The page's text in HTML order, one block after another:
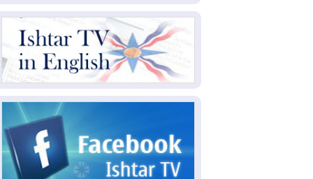
2026-08-06ائتلاف ادارة الدولة: من
يقومون بسلوك يهدد امن البلاد خارجون عن
القانون يجب محاربتهم
2026-08-06بعد هجومين قرب باب المندب..
الأحمر
2026-08-06مئات القاصرين بلا مأوى.. أزمة
سبتة تتصاعد وتضغط على مدريد